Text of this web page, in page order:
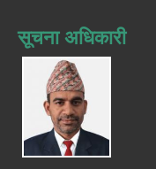
सूचना अधिकारी